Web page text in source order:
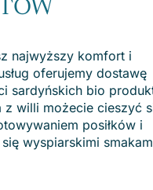
najwyższy komfort i
oferujemy dostawę
sardyńskich bio
z willi możecie cieszyć
posiłków i
wyspiarskimi